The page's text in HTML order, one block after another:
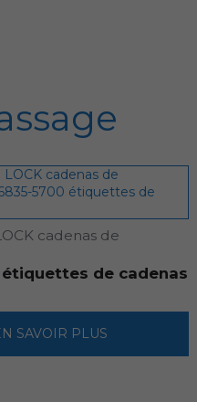
cadenas de
étiquettes de cadenas
SAVOIR PLUS